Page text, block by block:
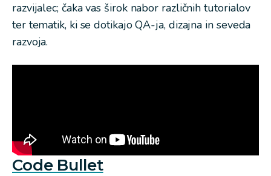
razvijalec; čaka vas širok nabor različnih tutorialov
ter tematik, ki se dotikajo QA-ja, dizajna in seveda
razvoja.
Code Bullet